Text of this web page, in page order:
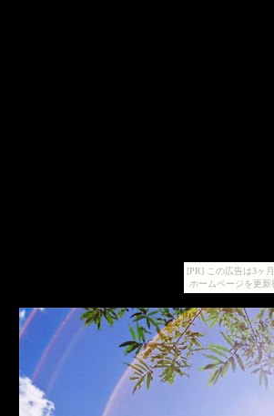
[PR] この広告は3ヶ
ホームページを更